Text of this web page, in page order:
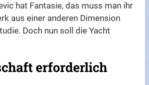
hat Fantasie, das muss man ihr
aus einer anderen Dimension
Doch nun soll die Yacht
erforderlich